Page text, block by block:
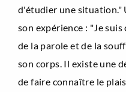
d'étudier une situation."
son expérience : "Je
de la parole et de la
son corps. Il existe une
de faire connaître le